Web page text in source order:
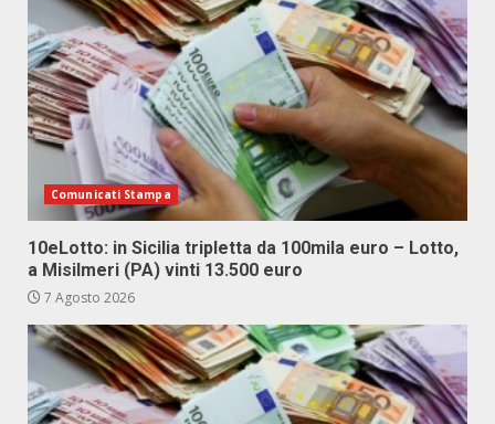
Comunicati Stampa
10eLotto: in Sicilia tripletta da 100mila euro – Lotto,
a Misilmeri (PA) vinti 13.500 euro
7 Agosto 2026